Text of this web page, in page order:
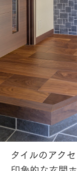
タイルのアク